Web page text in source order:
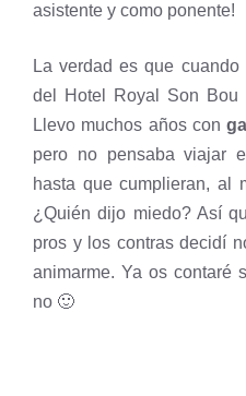
asistente y como ponente!
La verdad es que
del Hotel Royal Son Bou
Llevo muchos años con
pero no pensaba viajar
hasta que cumplieran, al
¿Quién dijo miedo? Así
pros y los contras decidí
animarme. Ya os contaré
no 🙂